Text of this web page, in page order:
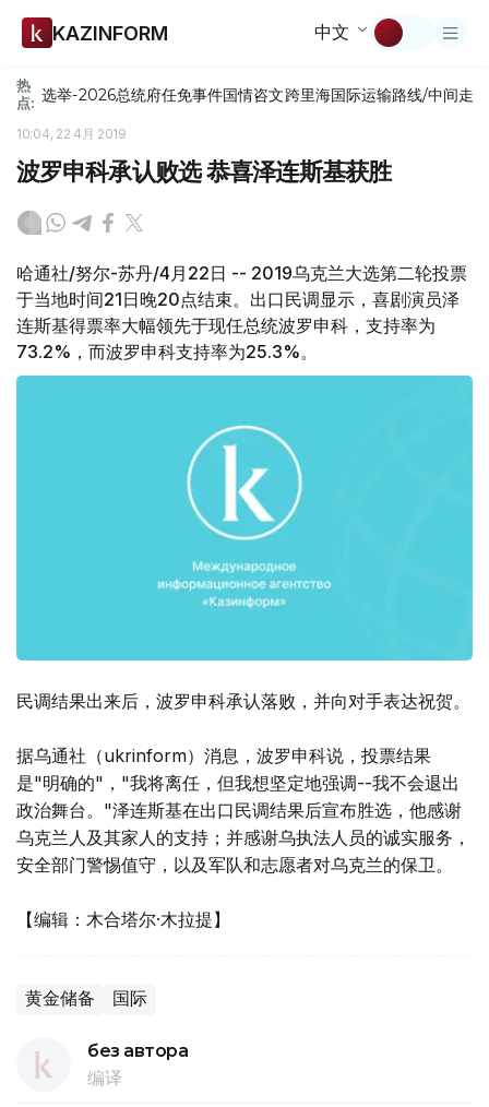
KAZINFORM 中文
热
点: 选举-2026总统府任免事件国情咨文跨里海国际运输路线/中间走廊
10:04, 22 4月 2019
波罗申科承认败选 恭喜泽连斯基获胜
哈通社/努尔-苏丹/4月22日 -- 2019乌克兰大选第二轮投票
于当地时间21日晚20点结束。出口民调显示，喜剧演员泽
连斯基得票率大幅领先于现任总统波罗申科，支持率为
73.2%，而波罗申科支持率为25.3%。
民调结果出来后，波罗申科承认落败，并向对手表达祝贺。
据乌通社（ukrinform）消息，波罗申科说，投票结果
是"明确的"，"我将离任，但我想坚定地强调--我不会退出
政治舞台。"泽连斯基在出口民调结果后宣布胜选，他感谢
乌克兰人及其家人的支持；并感谢乌执法人员的诚实服务，
安全部门警惕值守，以及军队和志愿者对乌克兰的保卫。
【编辑：木合塔尔·木拉提】
黄金储备 国际
без автора
编译